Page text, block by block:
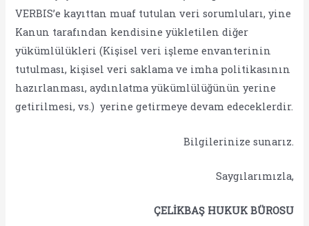
VERBIS’e kayıttan muaf tutulan veri sorumluları, yine
Kanun tarafından kendisine yükletilen diğer
yükümlülükleri (Kişisel veri işleme envanterinin
tutulması, kişisel veri saklama ve imha politikasının
hazırlanması, aydınlatma yükümlülüğünün yerine
getirilmesi, vs.) yerine getirmeye devam edeceklerdir.
Bilgilerinize sunarız.
Saygılarımızla,
ÇELİKBAŞ HUKUK BÜROSU